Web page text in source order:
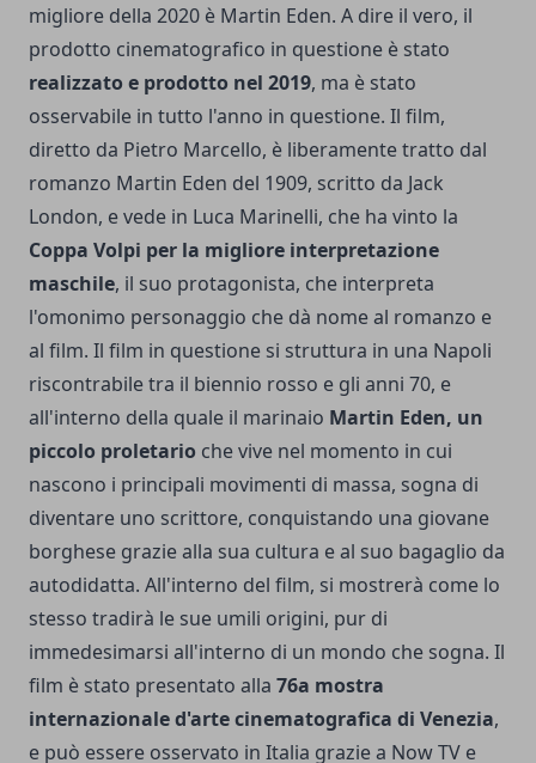
migliore della 2020 è Martin Eden. A dire il vero, il
prodotto cinematografico in questione è stato
realizzato e prodotto nel 2019, ma è stato
osservabile in tutto l'anno in questione. Il film,
diretto da Pietro Marcello, è liberamente tratto dal
romanzo Martin Eden del 1909, scritto da Jack
London, e vede in Luca Marinelli, che ha vinto la
Coppa Volpi per la migliore interpretazione
maschile, il suo protagonista, che interpreta
l'omonimo personaggio che dà nome al romanzo e
al film. Il film in questione si struttura in una Napoli
riscontrabile tra il biennio rosso e gli anni 70, e
all'interno della quale il marinaio Martin Eden, un
piccolo proletario che vive nel momento in cui
nascono i principali movimenti di massa, sogna di
diventare uno scrittore, conquistando una giovane
borghese grazie alla sua cultura e al suo bagaglio da
autodidatta. All'interno del film, si mostrerà come lo
stesso tradirà le sue umili origini, pur di
immedesimarsi all'interno di un mondo che sogna. Il
film è stato presentato alla 76a mostra
internazionale d'arte cinematografica di Venezia,
e può essere osservato in Italia grazie a Now TV e